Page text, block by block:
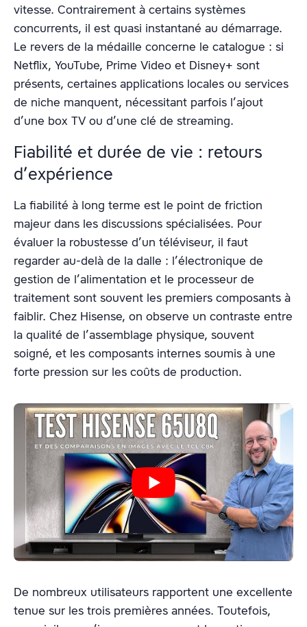
vitesse. Contrairement à certains systèmes
concurrents, il est quasi instantané au démarrage.
Le revers de la médaille concerne le catalogue : si
Netflix, YouTube, Prime Video et Disney+ sont
présents, certaines applications locales ou services
de niche manquent, nécessitant parfois l’ajout
d’une box TV ou d’une clé de streaming.
Fiabilité et durée de vie : retours
d’expérience
La fiabilité à long terme est le point de friction
majeur dans les discussions spécialisées. Pour
évaluer la robustesse d’un téléviseur, il faut
regarder au-delà de la dalle : l’électronique de
gestion de l’alimentation et le processeur de
traitement sont souvent les premiers composants à
faiblir. Chez Hisense, on observe un contraste entre
la qualité de l’assemblage physique, souvent
soigné, et les composants internes soumis à une
forte pression sur les coûts de production.
De nombreux utilisateurs rapportent une excellente
tenue sur les trois premières années. Toutefois,